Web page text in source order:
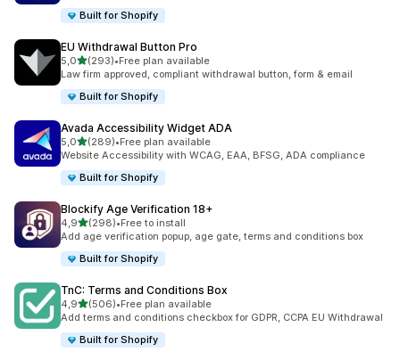
Built for Shopify
EU Withdrawal Button Pro
5,0z 5 hvězd
(293)
Celkový počet recenzí: 293
•Free plan available
Law firm approved, compliant withdrawal button, form & email
Built for Shopify
Avada Accessibility Widget ADA
5,0z 5 hvězd
(289)
Celkový počet recenzí: 289
•Free plan available
Website Accessibility with WCAG, EAA, BFSG, ADA compliance
Built for Shopify
Blockify Age Verification 18+
4,9z 5 hvězd
(298)
Celkový počet recenzí: 298
•Free to install
Add age verification popup, age gate, terms and conditions box
Built for Shopify
TnC: Terms and Conditions Box
4,9z 5 hvězd
(506)
Celkový počet recenzí: 506
•Free plan available
Add terms and conditions checkbox for GDPR, CCPA EU Withdrawal
Built for Shopify